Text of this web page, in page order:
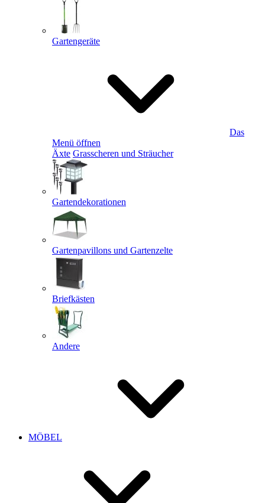
Gartengeräte
Das
Menü öffnen
Äxte Grasscheren und Sträucher
Gartendekorationen
Gartenpavillons und Gartenzelte
Briefkästen
Andere
MÖBEL